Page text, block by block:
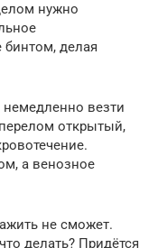
нужно
бинтом, делая
немедленно везти
открытый,
а венозное
не сможет.
делать? Придётся